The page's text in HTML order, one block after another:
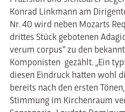
Konrad Linkmann am
Nr. 40 wird neben Mozarts
drittes Stück gebotenen
verum corpus“ zu den
Komponisten gezählt. „Ein
diesen Eindruck hatten wohl
bereits nach den ersten
Stimmung im Kirchenraum